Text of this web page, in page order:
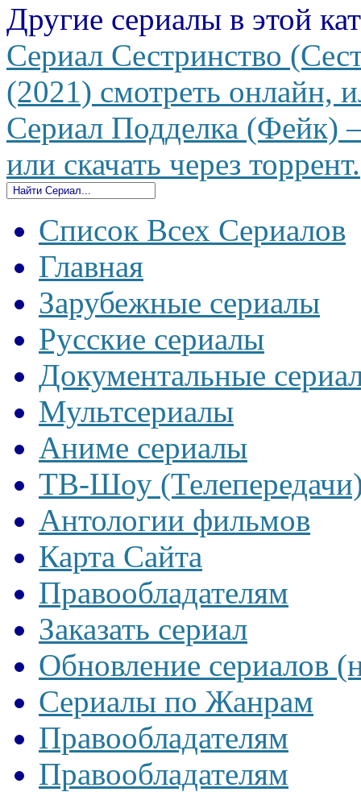
Другие сериалы в этой
Сериал Сестринство
(2021) смотреть онлайн,
Сериал Подделка (Фейк)
или скачать через торрент.
Список Всех Сериалов
Главная
Зарубежные сериалы
Русские сериалы
Документальные
Мультсериалы
Аниме сериалы
ТВ-Шоу
Антологии фильмов
Карта Сайта
Правообладателям
Заказать сериал
Обновление сериалов
Сериалы по Жанрам
Правообладателям
Правообладателям